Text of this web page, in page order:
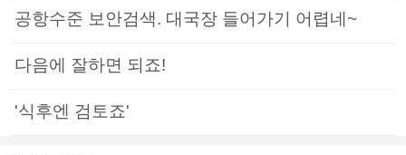
공항수준 보안검색. 대국장 들어가기 어렵네~
다음에 잘하면 되죠!
'식후엔 검토죠'